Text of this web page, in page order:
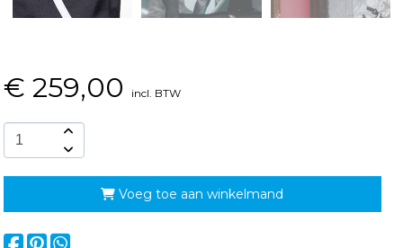
€ 259,00 incl. BTW
Voeg toe aan winkelmand